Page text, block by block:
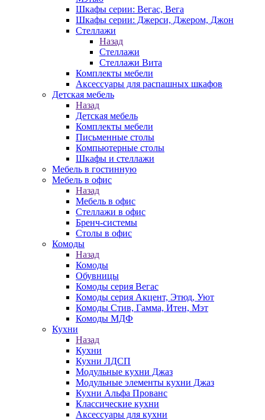
Шкафы серии: Вегас, Вега
Шкафы серии: Джерси, Джером, Джон
Стеллажи
Назад
Стеллажи
Стеллажи Вита
Комплекты мебели
Аксессуары для распашных шкафов
Детская мебель
Назад
Детская мебель
Комплекты мебели
Письменные столы
Компьютерные столы
Шкафы и стеллажи
Мебель в гостинную
Мебель в офис
Назад
Мебель в офис
Стеллажи в офис
Бренч-системы
Столы в офис
Комоды
Назад
Комоды
Обувницы
Комоды серия Вегас
Комоды серия Акцент, Этюд, Уют
Комоды Стив, Гамма, Итен, Мэт
Комоды МДФ
Кухни
Назад
Кухни
Кухни ЛДСП
Модульные кухни Джаз
Модульные элементы кухни Джаз
Кухни Альфа Прованс
Классические кухни
Аксессуары для кухни